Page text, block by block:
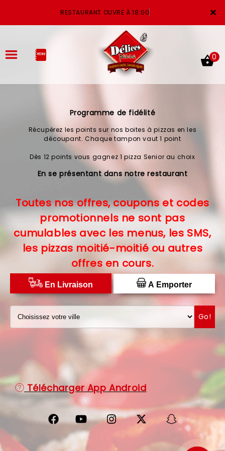
×
RESTAURANT OUVRE À 18:00
LA CARTE
VOTRE COMPTE
VOS AVIS
MENTIONS LÉGALES
C.G.V
PROTECTION DES DONNÉES
DISTRIBUTEUR DE PIZZAS
0
Programme de fidélité
Récupérez les points sur nos boites à pizzas en les
découpant. Chaque tampon vaut 1 point
Dès 12 points vous gagnez 1 pizza Senior au choix
En se présentant dans notre restaurant
Toutes nos offres, coupons et codes
promotionnels ne sont pas
cumulables avec les menus, les SMS,
les pizzas moitié-moitié ou autres
offres en cours.
En Livraison A Emporter
Go!
Télécharger App Android